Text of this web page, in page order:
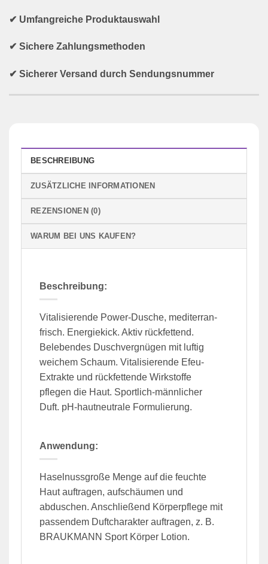
✔ Umfangreiche Produktauswahl
✔ Sichere Zahlungsmethoden
✔ Sicherer Versand durch Sendungsnummer
BESCHREIBUNG
ZUSÄTZLICHE INFORMATIONEN
REZENSIONEN (0)
WARUM BEI UNS KAUFEN?
Beschreibung:
Vitalisierende Power-Dusche, mediterran-
frisch. Energiekick. Aktiv rückfettend.
Belebendes Duschvergnügen mit luftig
weichem Schaum. Vitalisierende Efeu-
Extrakte und rückfettende Wirkstoffe
pflegen die Haut. Sportlich-männlicher
Duft. pH-hautneutrale Formulierung.
Anwendung:
Haselnussgroße Menge auf die feuchte
Haut auftragen, aufschäumen und
abduschen. Anschließend Körperpflege mit
passendem Duftcharakter auftragen, z. B.
BRAUKMANN Sport Körper Lotion.